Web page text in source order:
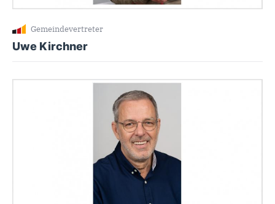
Gemeindevertreter
Uwe Kirchner